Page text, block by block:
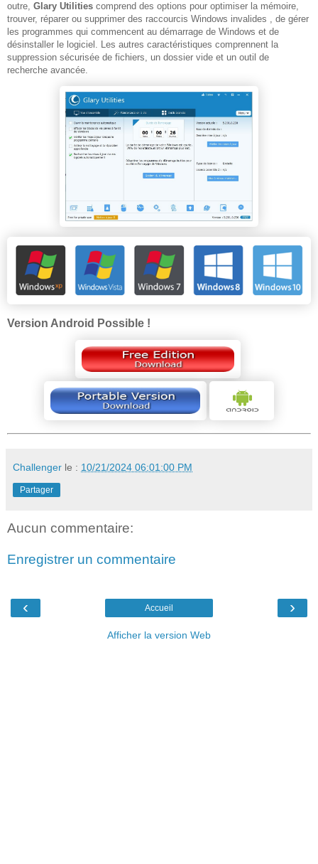
outre, Glary Utilities comprend des options pour optimiser la mémoire,
trouver, réparer ou supprimer des raccourcis Windows invalides , de gérer
les programmes qui commencent au démarrage de Windows et de
désinstaller le logiciel. Les autres caractéristiques comprennent la
suppression sécurisée de fichiers, un dossier vide et un outil de
recherche avancée.
Version Android Possible !
Challenger le : 10/21/2024 06:01:00 PM
Partager
Aucun commentaire:
Enregistrer un commentaire
‹ ›
Accueil
Afficher la version Web